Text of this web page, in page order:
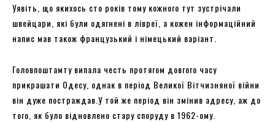
Уявіть, що якихось сто років тому кожного тут зустрічали
швейцари, які були одягнені в лівреї, а кожен інформаційний
напис мав також французький і німецький варіант.
Головпоштамту випала честь протягом довгого часу
прикрашати Одесу, однак в період Великої Вітчизняної війни
він дуже постраждав.У той же період він змінив адресу, аж до
того, як було відновлено стару споруду в 1962-ому.